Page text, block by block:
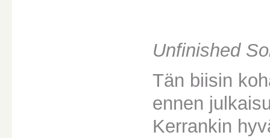
Unfinished
Tän biisin
ennen
Kerrankin